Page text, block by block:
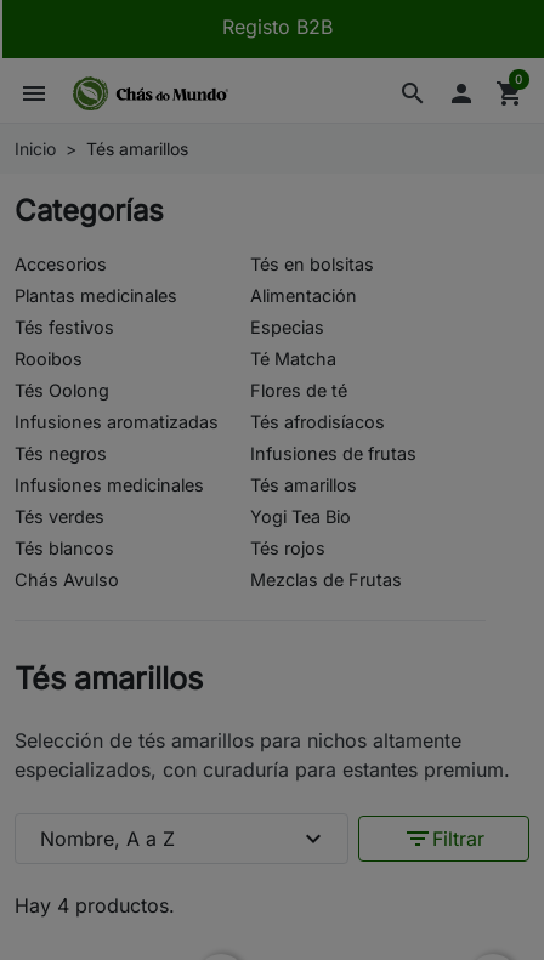
Registo B2B
search
menu  shopping_cart
0
Inicio Tés amarillos
Categorías
Accesorios
Tés en bolsitas
Plantas medicinales
Alimentación
Tés festivos
Especias
Rooibos
Té Matcha
Tés Oolong
Flores de té
Infusiones aromatizadas
Tés afrodisíacos
Tés negros
Infusiones de frutas
Infusiones medicinales
Tés amarillos
Tés verdes
Yogi Tea Bio
Tés blancos
Tés rojos
Chás Avulso
Mezclas de Frutas
Tés amarillos
Selección de tés amarillos para nichos altamente
especializados, con curaduría para estantes premium.
Hay 4 productos.
Nombre, A a Z expand_more filter_list Filtrar